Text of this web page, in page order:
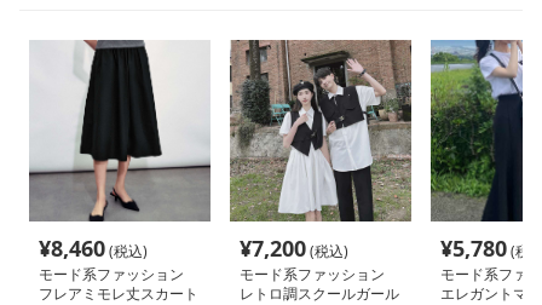
¥8,460(税込)
モード系ファッション
フレアミモレ丈スカート
¥7,200(税込)
モード系ファッション
レトロ調スクールガール
¥5,780(税
モード系ファ
エレガントマ